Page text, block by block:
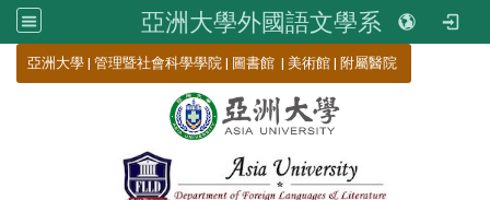
亞洲大學外國語文學系
亞洲大學 | 管理暨社會科學學院 | 圖書館 | 美術館 | 附屬醫院